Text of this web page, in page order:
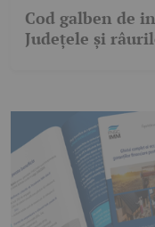
Cod galben de
Județele și